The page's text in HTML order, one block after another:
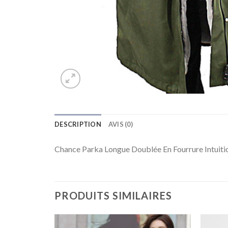
DESCRIPTION AVIS (0)
Chance Parka Longue Doublée En Fourrure
PRODUITS SIMILAIRES